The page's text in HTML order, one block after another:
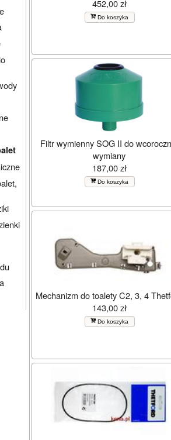
452,00 zł
Do koszyka
Filtr wymienny SOG II do
wymiany
187,00 zł
Do koszyka
Mechanizm do toalety C2, 3, 4
143,00 zł
Do koszyka